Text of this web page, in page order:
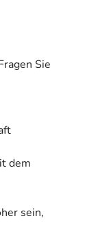
Sie
dem
sein,